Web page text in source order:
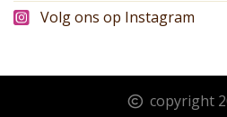
Volg ons op Instagram
copyright